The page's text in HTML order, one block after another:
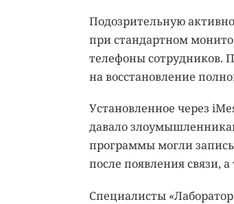
Подозрительную
при стандартном
телефоны сотрудников.
на восстановление
Установленное через
давало
программы могли
после появления связи,
Специалисты